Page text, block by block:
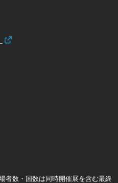
者数・国数は同時開催展を含む最終